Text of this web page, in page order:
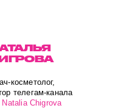
косметолог,
телегам-канала
Natalia Chigrova